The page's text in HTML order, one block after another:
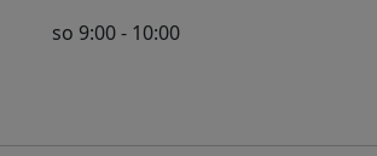
so 9:00 - 10:00